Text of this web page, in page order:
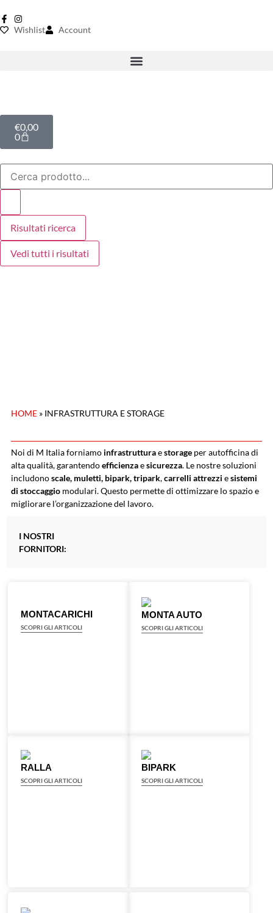
Wishlist Account
€0,00
0
Risultati ricerca
Vedi tutti i risultati
HOME» INFRASTRUTTURA E STORAGE
Noi di M Italia forniamo infrastrutturaestorageper autofficina di
alta qualità, garantendoefficienzaesicurezza. Le nostre soluzioni
includonoscale, muletti, bipark, tripark,carrelli attrezzi esistemi
di stoccaggiomodulari. Questo permette di ottimizzare lo spazio e
migliorare l’organizzazione del lavoro.
I NOSTRI
FORNITORI:
MONTACARICHI
SCOPRI GLI ARTICOLI
MONTA AUTO
SCOPRI GLI ARTICOLI
RALLA
SCOPRI GLI ARTICOLI
BIPARK
SCOPRI GLI ARTICOLI